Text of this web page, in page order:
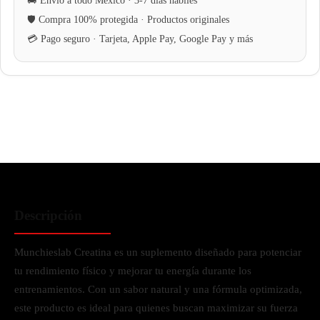
Munchieslab Creatina es un suplemento diseñado para potenciar
tu rendimiento físico y mejorar tu energía durante los
entrenamientos. Con un sabor natural y una fórmula optimizada,
este producto es ideal para quienes buscan maximizar su fuerza